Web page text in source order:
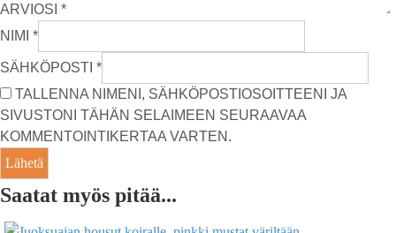
ARVIOSI *
NIMI *
SÄHKÖPOSTI *
TALLENNA NIMENI, SÄHKÖPOSTIOSOITTEENI JA
SIVUSTONI TÄHÄN SELAIMEEN SEURAAVAA
KOMMENTOINTIKERTAA VARTEN.
Saatat myös pitää...